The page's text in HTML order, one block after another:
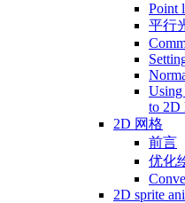
Point
平行
Using
to 2D
2D 网格
前言
优化
2D sprite